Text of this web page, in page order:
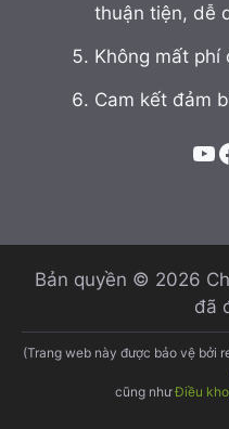
thuận tiện, dễ
Không mất phí
Cam kết đảm
YouTube Facebook
Bản quyền © 2026
đã
(Trang web này được bảo vệ bởi
cũng nhưĐiều